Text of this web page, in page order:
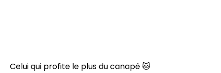
Celui qui profite le plus du canapé 🐱